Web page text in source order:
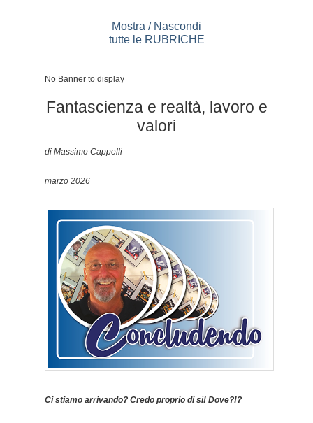
Mostra / Nascondi
tutte le RUBRICHE
No Banner to display
Fantascienza e realtà, lavoro e
valori
di Massimo Cappelli
marzo 2026
Ci stiamo arrivando? Credo proprio di sì! Dove?!?